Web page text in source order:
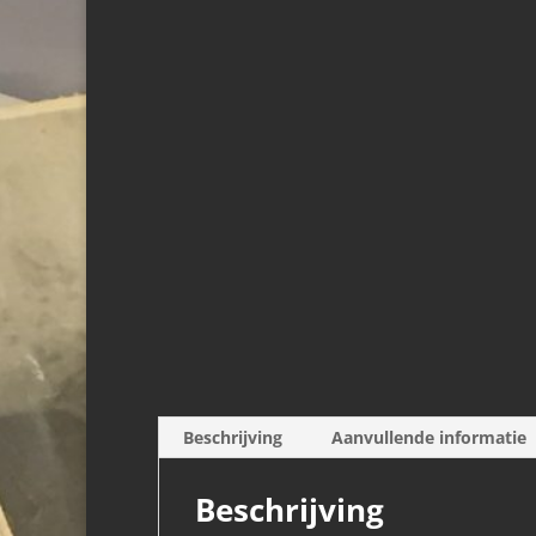
Beschrijving Aanvullende informatie
Beschrijving